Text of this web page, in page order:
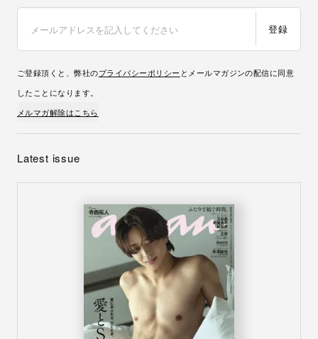
登録
ご登録頂くと、弊社のプライバシーポリシー とメールマガジンの配信に同意
したことになります。
メルマガ解除はこちら
Latest issue